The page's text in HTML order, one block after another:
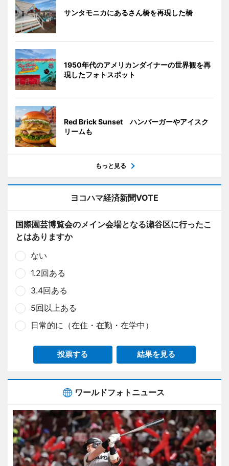
サンタモニカにあるさん橋を再現した橋
1950年代のアメリカンダイナーの世界観を再
現したフォトスポット
Red Brick Sunset ハンバーガーやアイスク
リームも
もっと見る
ヨコハマ経済新聞VOTE
国際園芸博覧会のメイン会場となる瀬谷区に行ったこ
とはありますか
ない
1.2回ある
3.4回ある
5回以上ある
日常的に（在住・在勤・在学中）
投票する 結果を見る
ワールドフォトニュース